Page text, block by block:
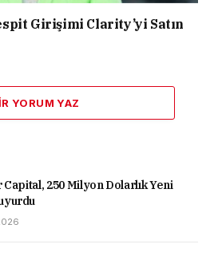
Girişimi Clarity’yi Satın
YORUM YAZ
Capital, 250 Milyon Dolarlık Yeni